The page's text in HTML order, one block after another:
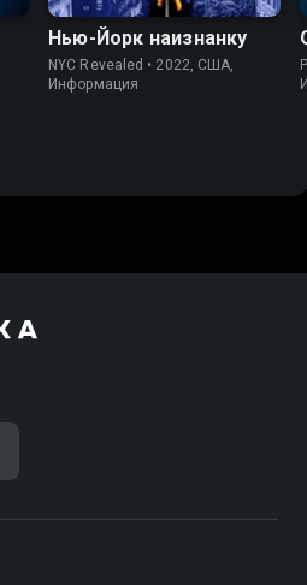
Нью-Йорк наизнанку
NYC Revealed • 2022, США,
Информация